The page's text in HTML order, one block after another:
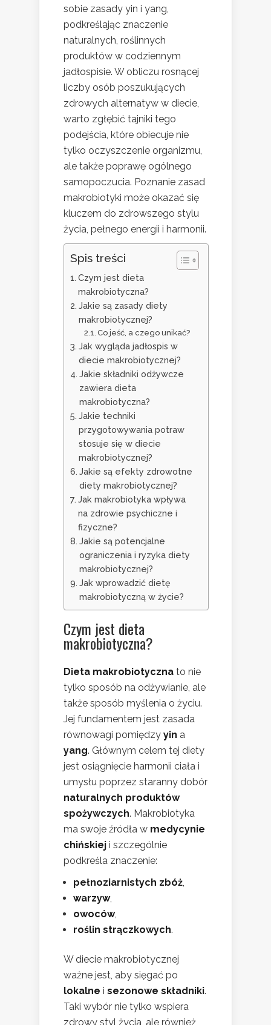
sobie zasady yin i yang,
podkreślając znaczenie
naturalnych, roślinnych
produktów w codziennym
jadłospisie. W obliczu rosnącej
liczby osób poszukujących
zdrowych alternatyw w diecie,
warto zgłębić tajniki tego
podejścia, które obiecuje nie
tylko oczyszczenie organizmu,
ale także poprawę ogólnego
samopoczucia. Poznanie zasad
makrobiotyki może okazać się
kluczem do zdrowszego stylu
życia, pełnego energii i harmonii.
Spis treści
Czym jest dieta
makrobiotyczna?
Jakie są zasady diety
makrobiotycznej?
Co jeść, a czego unikać?
Jak wygląda jadłospis w
diecie makrobiotycznej?
Jakie składniki odżywcze
zawiera dieta
makrobiotyczna?
Jakie techniki
przygotowywania potraw
stosuje się w diecie
makrobiotycznej?
Jakie są efekty zdrowotne
diety makrobiotycznej?
Jak makrobiotyka wpływa
na zdrowie psychiczne i
fizyczne?
Jakie są potencjalne
ograniczenia i ryzyka diety
makrobiotycznej?
Jak wprowadzić dietę
makrobiotyczną w życie?
Czym jest dieta
makrobiotyczna?
Dieta makrobiotyczna to nie
tylko sposób na odżywianie, ale
także sposób myślenia o życiu.
Jej fundamentem jest zasada
równowagi pomiędzy yin a
yang. Głównym celem tej diety
jest osiągnięcie harmonii ciała i
umysłu poprzez staranny dobór
naturalnych produktów
spożywczych. Makrobiotyka
ma swoje źródła w medycynie
chińskiej i szczególnie
podkreśla znaczenie:
pełnoziarnistych zbóż,
warzyw,
owoców,
roślin strączkowych.
W diecie makrobiotycznej
ważne jest, aby sięgać po
lokalne i sezonowe składniki.
Taki wybór nie tylko wspiera
zdrowy styl życia, ale również